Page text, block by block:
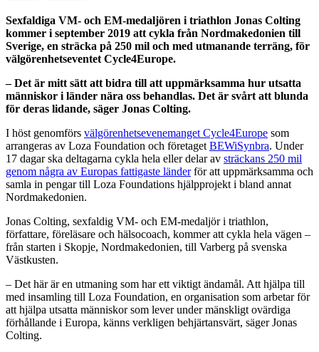
Sexfaldiga VM- och EM-medaljören i triathlon Jonas Colting
kommer i september 2019 att cykla från Nordmakedonien till
Sverige, en sträcka på 250 mil och med utmanande terräng, för
välgörenhetseventet Cycle4Europe.
– Det är mitt sätt att bidra till att uppmärksamma hur utsatta
människor i länder nära oss behandlas. Det är svårt att blunda
för deras lidande, säger Jonas Colting.
I höst genomförs välgörenhetsevenemanget Cycle4Europe som
arrangeras av Loza Foundation och företaget BEWiSynbra. Under
17 dagar ska deltagarna cykla hela eller delar av sträckans 250 mil
genom några av Europas fattigaste länderför att uppmärksamma och
samla in pengar till Loza Foundations hjälpprojekt i bland annat
Nordmakedonien.
Jonas Colting, sexfaldig VM- och EM-medaljör i triathlon,
författare, föreläsare och hälsocoach, kommer att cykla hela vägen –
från starten i Skopje, Nordmakedonien, till Varberg på svenska
Västkusten.
– Det här är en utmaning som har ett viktigt ändamål. Att hjälpa till
med insamling till Loza Foundation, en organisation som arbetar för
att hjälpa utsatta människor som lever under mänskligt ovärdiga
förhållande i Europa, känns verkligen behjärtansvärt, säger Jonas
Colting.